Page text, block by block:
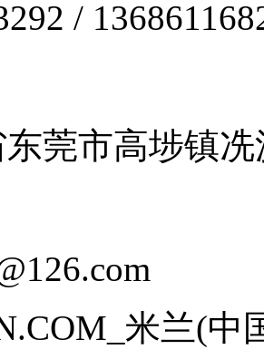
/
东莞市高埗镇
米兰(中